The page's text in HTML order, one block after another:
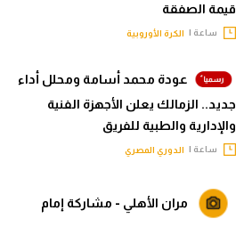
قيمة الصفقة
ساعة | الكرة الأوروبية
عودة محمد أسامة ومحلل أداء
جديد.. الزمالك يعلن الأجهزة الفنية
والإدارية والطبية للفريق
ساعة | الدوري المصري
مران الأهلي - مشاركة إمام